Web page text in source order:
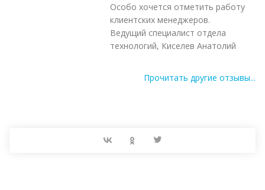
Особо хочется отметить работу
клиентских менеджеров.
Ведущий специалист отдела
технологий, Киселев Анатолий
Прочитать другие отзывы...